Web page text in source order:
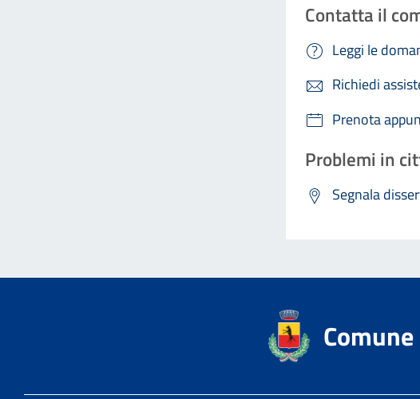
Contatta il
Leggi le
Richiedi
Prenota
Problemi in
Segnala